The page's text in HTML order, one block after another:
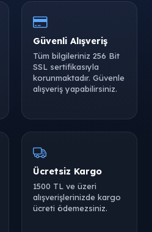
Güvenli Alışveriş
Tüm bilgileriniz 256 Bit
SSL sertifikasıyla
korunmaktadır. Güvenle
alışveriş yapabilirsiniz.
Ücretsiz Kargo
1500 TL ve üzeri
alışverişlerinizde kargo
ücreti ödemezsiniz.